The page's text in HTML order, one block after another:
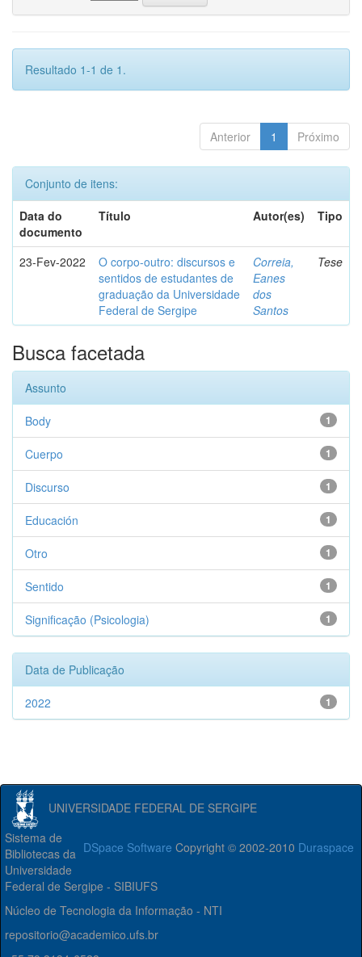
Resultado 1-1 de 1.
Anterior 1 Próximo
Conjunto de itens:
Data do
documento
Título Autor(es) Tipo
23-Fev-2022
O corpo-outro: discursos e
sentidos de estudantes de
graduação da Universidade
Federal de Sergipe
Correia,
Eanes
dos
Santos
Tese
Busca facetada
Assunto
1
Body
1
Cuerpo
1
Discurso
1
Educación
1
Otro
1
Sentido
1
Significação (Psicologia)
Data de Publicação
1
2022
UNIVERSIDADE FEDERAL DE SERGIPE
DSpace Software Copyright © 2002-2010 Duraspace
Sistema de
Bibliotecas da
Universidade
Federal de Sergipe - SIBIUFS
Núcleo de Tecnologia da Informação - NTI
repositorio@academico.ufs.br